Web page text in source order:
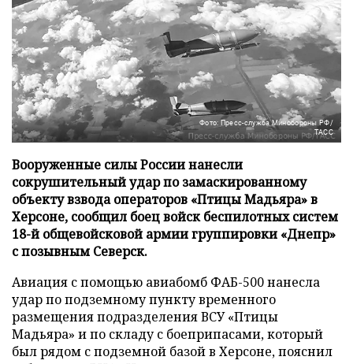
Фото: Пресс-служба Минобороны РФ/
ТАСС
Вооруженные силы России нанесли
сокрушительный удар по замаскированному
объекту взвода операторов «Птицы Мадьяра» в
Херсоне, сообщил боец войск беспилотных систем
18-й общевойсковой армии группировки «Днепр»
с позывным Северск.
Авиация с помощью авиабомб ФАБ-500 нанесла
удар по подземному пункту временного
размещения подразделения ВСУ «Птицы
Мадьяра» и по складу с боеприпасами, который
был рядом с подземной базой в Херсоне, пояснил